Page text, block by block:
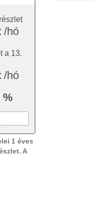
/hó
a 13.
/hó
%
1 éves
A